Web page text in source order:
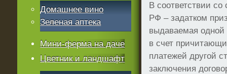
В соответствии со
РФ – задатком
выдаваемая одной
в счет
платежей другой
заключения
Домашнее вино
Зеленая аптека
Мини-ферма на даче
Цветник и ландшафт